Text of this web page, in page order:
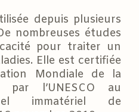
depuis plusieurs
nombreuses études
pour traiter un
Elle est certifiée
Mondiale de la
l’UNESCO au
immatériel de